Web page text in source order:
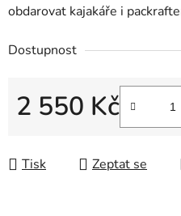
obdarovat kajakáře i
Dostupnost
2 550 Kč
Tisk Zeptat se